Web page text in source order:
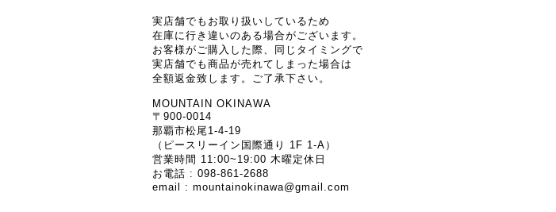
実店舗でもお取り扱いしているため
在庫に行き違いのある場合がございます。
お客様がご購入した際、同じタイミングで
実店舗でも商品が売れてしまった場合は
全額返金致します。ご了承下さい。
MOUNTAIN OKINAWA
〒900-0014
那覇市松尾1-4-19
（ピースリーイン国際通り 1F 1-A）
営業時間 11:00~19:00 木曜定休日
お電話 : 098-861-2688
email : mountainokinawa@gmail.com